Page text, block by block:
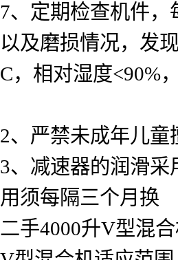
7、定期检查机件
以及磨损情况，发
C，相对湿度<90%
2、严禁未成年儿
3、减速器的润滑
用须每隔三个月换
二手4000升V型混